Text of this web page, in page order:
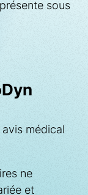
sous
médical
ne
et